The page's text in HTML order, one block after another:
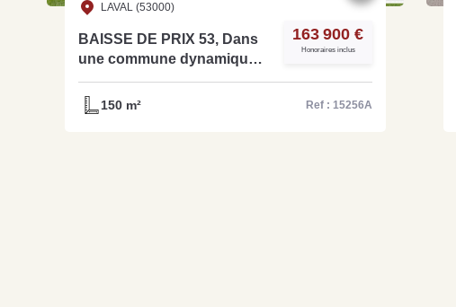
LAVAL (53000)
BAISSE DE PRIX 53, Dans
une commune dynamique,
à vendre Bar/ Pmu/
Brasserie - Ref: 15256A
163 900 €
Honoraires inclus
150 m² Ref : 15256A